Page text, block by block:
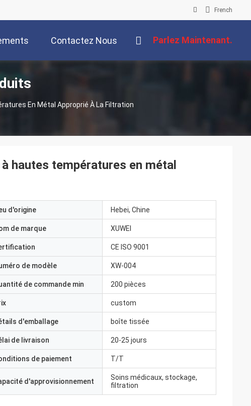
French
Contactez Nous Parlez Maintenant.
En Métal Approprié À La Filtration
hautes températures en métal
d'origine Hebei, Chine
de marque XUWEI
CE ISO 9001
de modèle XW-004
de commande min 200 pièces
custom
d'emballage boîte tissée
de livraison 20-25 jours
de paiement T/T
d'approvisionnement
Soins médicaux, stockage,
filtration